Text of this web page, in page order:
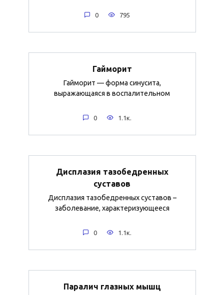
0 795
Гайморит
Гайморит — форма синусита,
выражающаяся в воспалительном
0 1.1к.
Дисплазия тазобедренных
суставов
Дисплазия тазобедренных суставов –
заболевание, характеризующееся
0 1.1к.
Паралич глазных мышц